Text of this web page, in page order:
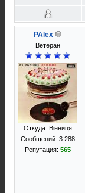
PAlex
Ветеран
Откуда: Вінниця
Сообщений: 3 288
Репутация: 565